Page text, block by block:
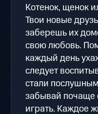
Котенок, щенок
Твои новые
заберешь их
свою любовь.
каждый день
следует
стали
забывай почаще
играть. Каждое